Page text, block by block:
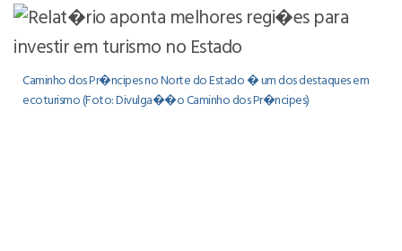
Caminho dos Pr�ncipes no Norte do Estado � um dos destaques em
ecoturismo (Foto: Divulga��o Caminho dos Pr�ncipes)